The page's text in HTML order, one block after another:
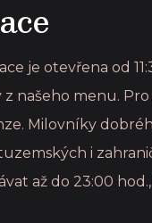
je otevřena od
z našeho menu.
Milovníky
i
až do 23:00